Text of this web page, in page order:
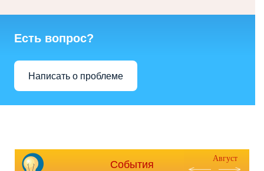
Есть вопрос?
Написать о проблеме
События
Август